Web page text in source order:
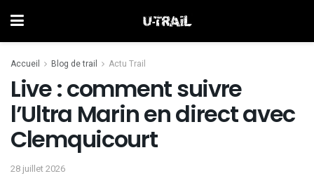
Accueil Blog de trail Actu Trail
Live : comment suivre
l’Ultra Marin en direct avec
Clemquicourt
28 juillet 2026